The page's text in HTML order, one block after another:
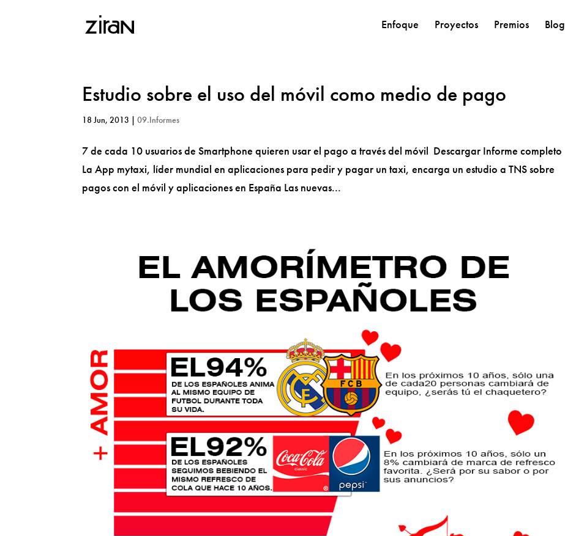
Enfoque Proyectos Premios Blog
Estudio sobre el uso del móvil como medio de pago
18 Jun, 2013 |09.Informes
7 de cada 10 usuarios de Smartphone quieren usar el pago a través del móvil Descargar Informe completo
La App mytaxi, líder mundial en aplicaciones para pedir y pagar un taxi, encarga un estudio a TNS sobre
pagos con el móvil y aplicaciones en España Las nuevas...